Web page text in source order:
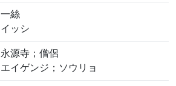
一絲
イッシ
永源寺；僧侶
エイゲンジ；ソウリョ